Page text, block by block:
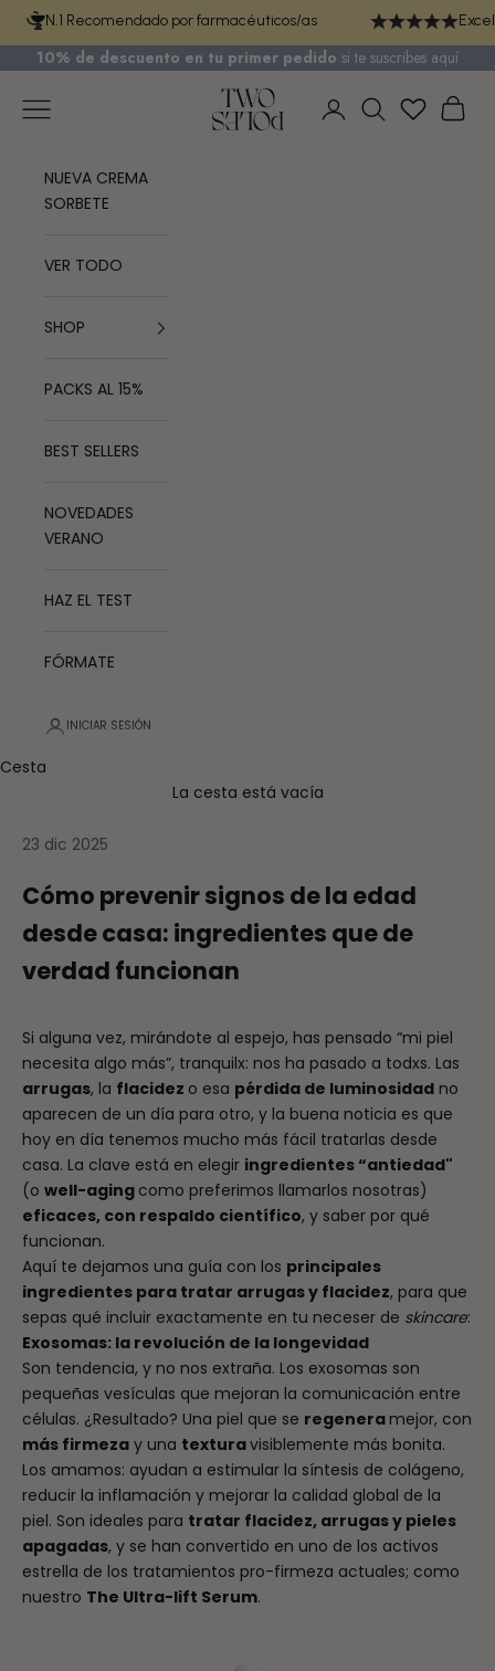
Ir al contenidoN.1 Recomendado por farmacéuticos/as
10% de descuento en tu primer pedido si te suscribes aquí
TWO POLES COSMETICS
Menú
Iniciar sesión
Buscar
NUEVA CREMA
SORBETE
VER TODO
SHOP
PACKS AL 15%
BEST SELLERS
NOVEDADES
VERANO
HAZ EL TEST
FÓRMATE
INICIAR SESIÓN
Cesta
La cesta está vacía
23 dic 2025
Cómo prevenir signos de la edad
desde casa: ingredientes que de
verdad funcionan
Si alguna vez, mirándote al espejo, has pensado “mi piel
necesita algo más”, tranquilx: nos ha pasado a todxs. Las
arrugas, la flacidez o esa pérdida de luminosidad no
aparecen de un día para otro, y la buena noticia es que
hoy en día tenemos mucho más fácil tratarlas desde
casa. La clave está en elegir ingredientes “antiedad"
(o well-aging como preferimos llamarlos nosotras)
eficaces, con respaldo científico, y saber por qué
funcionan.
Aquí te dejamos una guía con los principales
ingredientes para tratar arrugas y flacidez, para que
sepas qué incluir exactamente en tu neceser de skincare:
Exosomas: la revolución de la longevidad
Son tendencia, y no nos extraña. Los exosomas son
pequeñas vesículas que mejoran la comunicación entre
células. ¿Resultado? Una piel que se regeneramejor, con
más firmeza y una texturavisiblemente más bonita.
Los amamos: ayudan a estimular la síntesis de colágeno,
reducir la inflamación y mejorar la calidad global de la
piel. Son ideales para tratar flacidez, arrugas y pieles
apagadas, y se han convertido en uno de los activos
estrella de los tratamientos pro-firmeza actuales; como
nuestro The Ultra-lift Serum.